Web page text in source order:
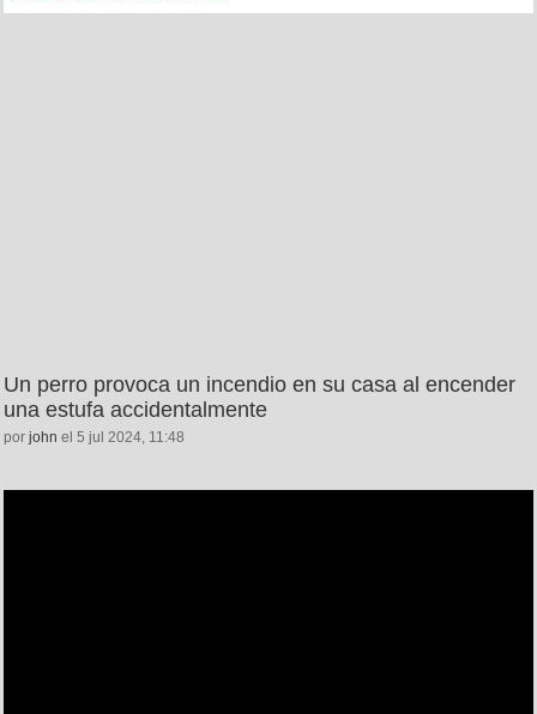
Un perro provoca un incendio en su casa al encender
una estufa accidentalmente
por john el 5 jul 2024, 11:48